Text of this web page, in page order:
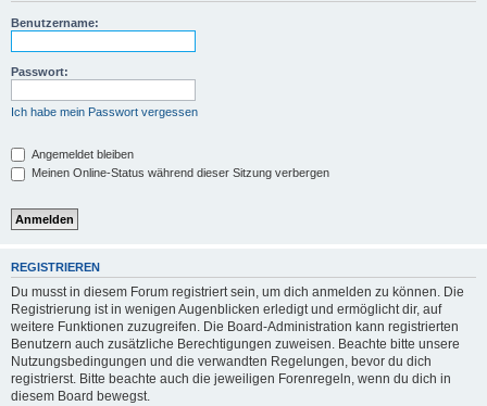
Benutzername:
Passwort:
Ich habe mein Passwort vergessen
Angemeldet bleiben
Meinen Online-Status während dieser Sitzung verbergen
REGISTRIEREN
Du musst in diesem Forum registriert sein, um dich anmelden zu können. Die
Registrierung ist in wenigen Augenblicken erledigt und ermöglicht dir, auf
weitere Funktionen zuzugreifen. Die Board-Administration kann registrierten
Benutzern auch zusätzliche Berechtigungen zuweisen. Beachte bitte unsere
Nutzungsbedingungen und die verwandten Regelungen, bevor du dich
registrierst. Bitte beachte auch die jeweiligen Forenregeln, wenn du dich in
diesem Board bewegst.